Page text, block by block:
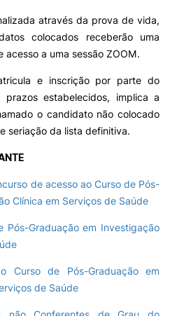
através da prova de vida,
colocados receberão uma
a uma sessão ZOOM.
e inscrição por parte do
estabelecidos, implica a
o candidato não colocado
seriação da lista definitiva.
de acesso ao Curso de Pós-
Clínica em Serviços de Saúde
Pós-Graduação em Investigação
Curso de Pós-Graduação em
de Saúde